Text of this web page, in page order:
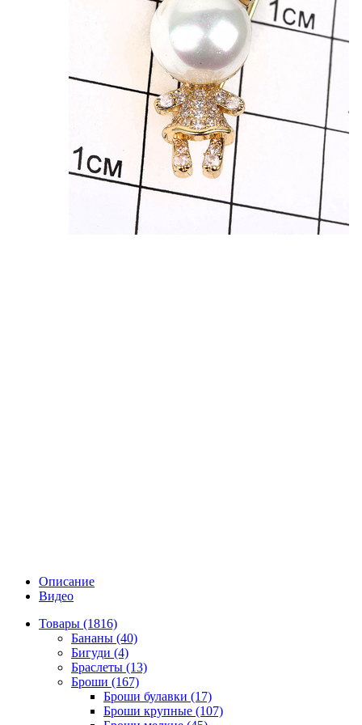
Описание
Видео
Товары (1816)
Бананы (40)
Бигуди (4)
Браслеты (13)
Броши (167)
Броши булавки (17)
Броши крупные (107)